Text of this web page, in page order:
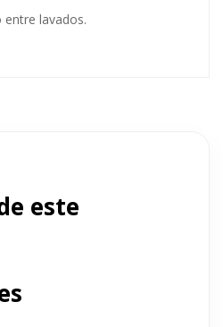
lavados.
este